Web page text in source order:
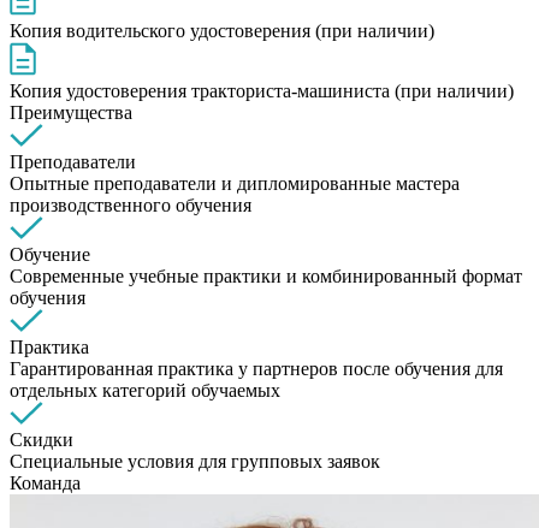
Копия водительского удостоверения (при наличии)
Копия удостоверения тракториста-машиниста (при наличии)
Преимущества
Преподаватели
Опытные преподаватели и дипломированные мастера
производственного обучения
Обучение
Современные учебные практики и комбинированный формат
обучения
Практика
Гарантированная практика у партнеров после обучения для
отдельных категорий обучаемых
Скидки
Специальные условия для групповых заявок
Команда